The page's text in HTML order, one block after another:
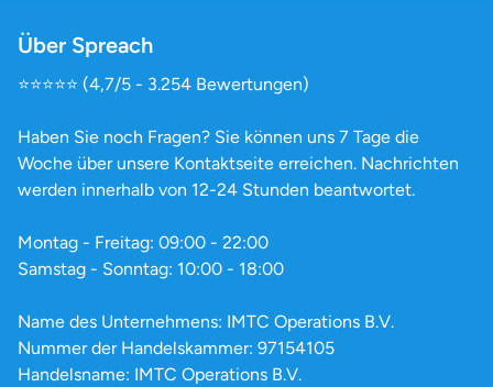
Über Spreach
⭐️⭐️⭐️⭐️⭐️ (4,7/5 - 3.254 Bewertungen)
Haben Sie noch Fragen? Sie können uns 7 Tage die
Woche über unsere Kontaktseite erreichen. Nachrichten
werden innerhalb von 12-24 Stunden beantwortet.
Montag - Freitag: 09:00 - 22:00
Samstag - Sonntag: 10:00 - 18:00
Name des Unternehmens: IMTC Operations B.V.
Nummer der Handelskammer: 97154105
Handelsname: IMTC Operations B.V.